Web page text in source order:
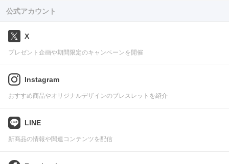
公式アカウント
X
プレゼント企画や期間限定のキャンペーンを開催
Instagram
おすすめ商品やオリジナルデザインのブレスレットを紹介
LINE
新商品の情報や関連コンテンツを配信